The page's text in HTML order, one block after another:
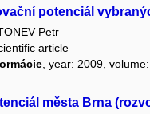
potenciál
Petr
article
, year: 2009,
města Brna